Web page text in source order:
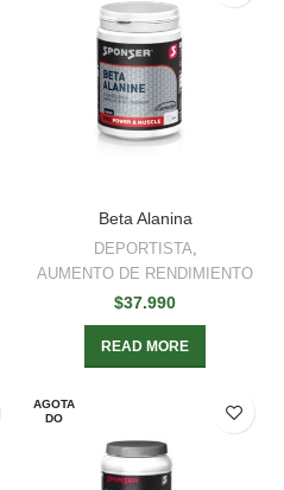
Beta Alanina
DEPORTISTA,
AUMENTO DE RENDIMIENTO
$37.990
READ MORE
AGOTA
DO